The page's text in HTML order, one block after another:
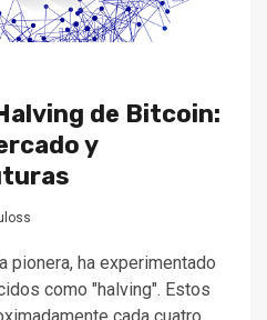
de Bitcoin:
y
pionera, ha experimentado
como "halving". Estos